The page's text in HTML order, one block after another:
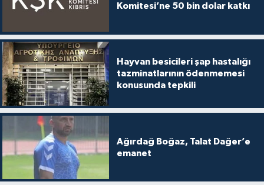
Komitesi’ne 50 bin dolar katkı
Hayvan besicileri şap hastalığı
tazminatlarının ödenmemesi
konusunda tepkili
Ağırdağ Boğaz, Talat Dağer’e
emanet